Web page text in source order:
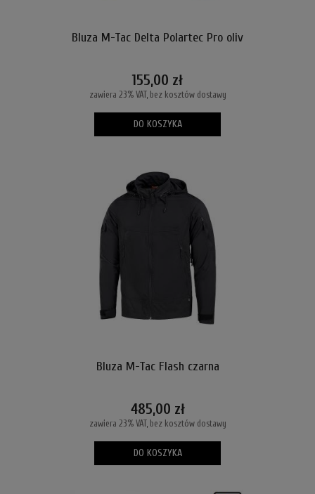
Bluza M-Tac Delta Polartec Pro oliv
155,00 zł
zawiera 23% VAT, bez kosztów dostawy
DO KOSZYKA
Bluza M-Tac Flash czarna
485,00 zł
zawiera 23% VAT, bez kosztów dostawy
DO KOSZYKA